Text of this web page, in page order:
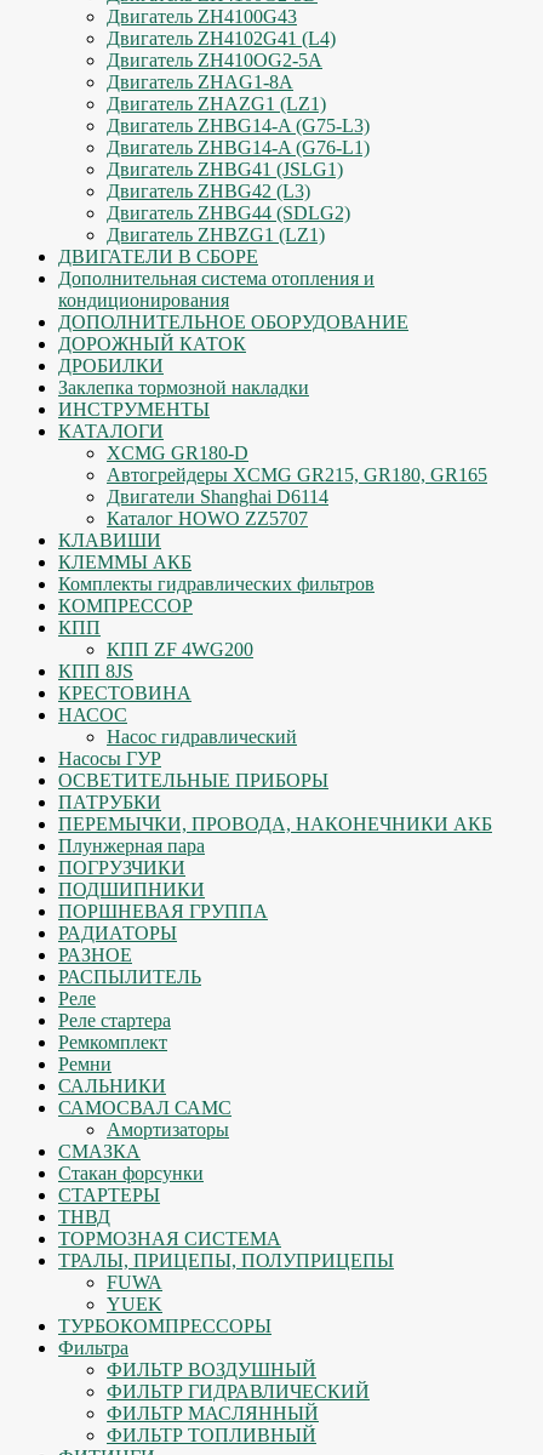
Двигатель ZH4100G43
Двигатель ZH4102G41 (L4)
Двигатель ZH410OG2-5A
Двигатель ZHAG1-8A
Двигатель ZHAZG1 (LZ1)
Двигатель ZHBG14-A (G75-L3)
Двигатель ZHBG14-A (G76-L1)
Двигатель ZHBG41 (JSLG1)
Двигатель ZHBG42 (L3)
Двигатель ZHBG44 (SDLG2)
Двигатель ZHBZG1 (LZ1)
ДВИГАТЕЛИ В СБОРЕ
Дополнительная система отопления и
кондиционирования
ДОПОЛНИТЕЛЬНОЕ ОБОРУДОВАНИЕ
ДОРОЖНЫЙ КАТОК
ДРОБИЛКИ
Заклепка тормозной накладки
ИНСТРУМЕНТЫ
КАТАЛОГИ
XCMG GR180-D
Автогрейдеры XCMG GR215, GR180, GR165
Двигатели Shanghai D6114
Каталог HOWO ZZ5707
КЛАВИШИ
КЛЕММЫ АКБ
Комплекты гидравлических фильтров
КОМПРЕССОР
КПП
КПП ZF 4WG200
КПП 8JS
КРЕСТОВИНА
НАСОС
Насос гидравлический
Насосы ГУР
ОСВЕТИТЕЛЬНЫЕ ПРИБОРЫ
ПАТРУБКИ
ПЕРЕМЫЧКИ, ПРОВОДА, НАКОНЕЧНИКИ АКБ
Плунжерная пара
ПОГРУЗЧИКИ
ПОДШИПНИКИ
ПОРШНЕВАЯ ГРУППА
РАДИАТОРЫ
РАЗНОЕ
РАСПЫЛИТЕЛЬ
Реле
Реле стартера
Ремкомплект
Ремни
САЛЬНИКИ
САМОСВАЛ САМС
Амортизаторы
СМАЗКА
Стакан форсунки
СТАРТЕРЫ
ТНВД
ТОРМОЗНАЯ СИСТЕМА
ТРАЛЫ, ПРИЦЕПЫ, ПОЛУПРИЦЕПЫ
FUWA
YUEK
ТУРБОКОМПРЕССОРЫ
Фильтра
ФИЛЬТР ВОЗДУШНЫЙ
ФИЛЬТР ГИДРАВЛИЧЕСКИЙ
ФИЛЬТР МАСЛЯННЫЙ
ФИЛЬТР ТОПЛИВНЫЙ